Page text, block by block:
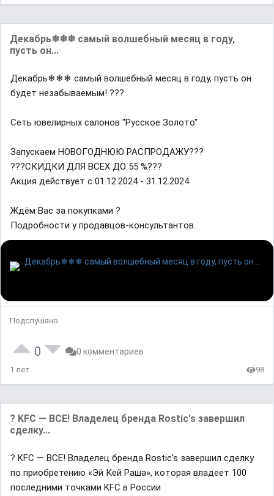
Декабрь❄❄❄ самый волшебный месяц в году,
пусть он...
Декабрь❄❄❄ самый волшебный месяц в году, пусть он
будет незабываемым! ???
Сеть ювелирных салонов "Русское Золото"
Запускаем НОВОГОДНЮЮ РАСПРОДАЖУ???
???СКИДКИ ДЛЯ ВСЕХ ДО 55 %???
Акция действует с 01.12.2024 - 31.12.2024
Ждём Вас за покупками ?
Подробности у продавцов-консультантов.
Подслушано
0 0 комментариев
1 лет 98
? KFC — ВСЕ! Владелец бренда Rostic's завершил
сделку...
? KFC — ВСЕ! Владелец бренда Rostic's завершил сделку
по приобретению «Эй Кей Раша», которая владеет 100
последними точками KFC в России